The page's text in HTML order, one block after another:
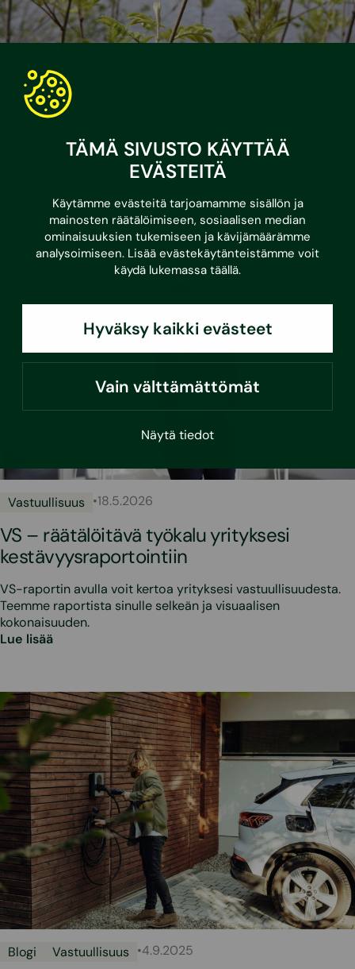
TÄMÄ SIVUSTO KÄYTTÄÄ
EVÄSTEITÄ
Käytämme evästeitä tarjoamamme sisällön ja
mainosten räätälöimiseen, sosiaalisen median
ominaisuuksien tukemiseen ja kävijämäärämme
analysoimiseen. Lisää evästekäytänteistämme voit
käydä lukemassa täällä.
Hyväksy kaikki evästeet
Vain välttämättömät
Näytä tiedot
Vastuullisuus
SBTi – työkalu yrityksesi ilmastotyöhön
SBTi-validointi on yritykselle kilpailuetu: se kertoo
vastuullisesta ilmastotyöstä. Miten SBTi-konsultointimme
Vastuullisuus •18.5.2026
VS – räätälöitävä työkalu yrityksesi
kestävyysraportointiin
VS-raportin avulla voit kertoa yrityksesi vastuullisuudesta.
Teemme raportista sinulle selkeän ja visuaalisen
kokonaisuuden.
Lue lisää
Blogi Vastuullisuus •4.9.2025